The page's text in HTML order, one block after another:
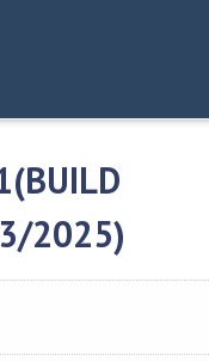
2025)